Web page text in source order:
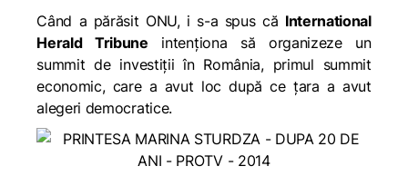
Când a părăsit ONU, i s-a spus că International
Herald Tribune intenționa să organizeze un
summit de investiții în România, primul summit
economic, care a avut loc după ce țara a avut
alegeri democratice.